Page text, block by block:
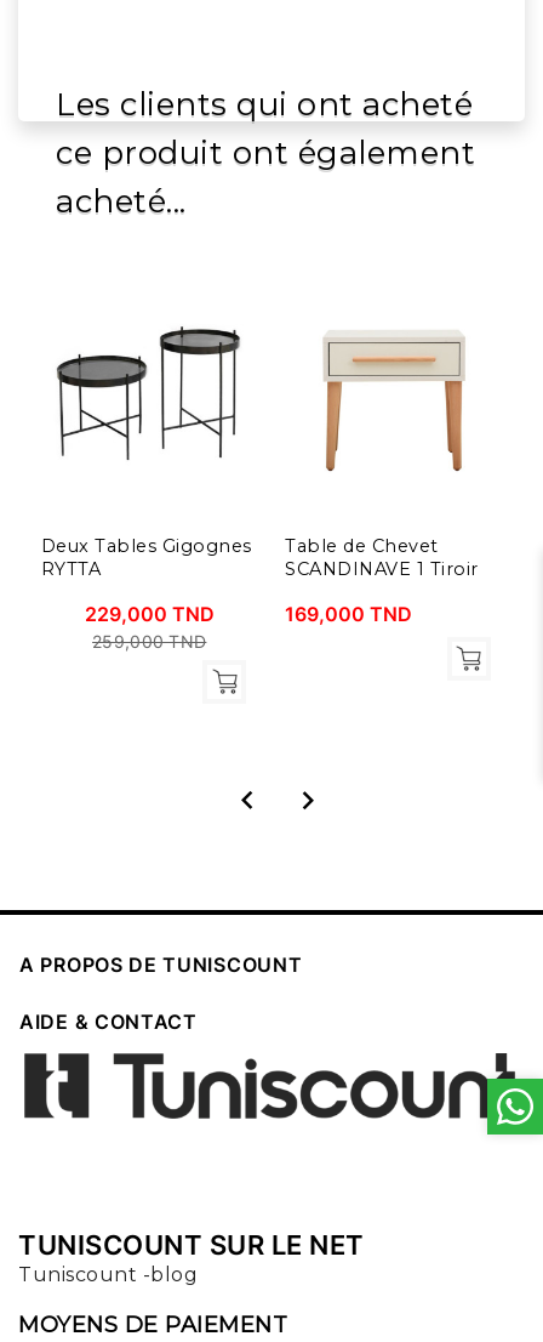
Les clients qui ont acheté
ce produit ont également
acheté...
Deux Tables Gigognes
RYTTA
229,000 TND
259,000 TND
Table de Chevet
SCANDINAVE 1 Tiroir
169,000 TND
 
A PROPOS DE TUNISCOUNT
AIDE & CONTACT
TUNISCOUNT SUR LE NET
Tuniscount -blog
MOYENS DE PAIEMENT